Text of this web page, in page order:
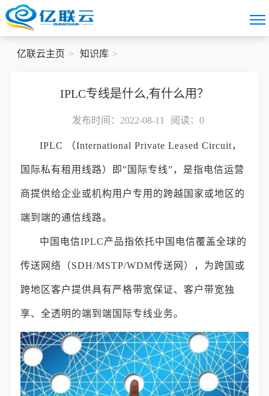
亿联云主页 知识库
IPLC专线是什么,有什么用？
发布时间：2022-08-11 阅读： 0
IPLC （International Private Leased Circuit，
国际私有租用线路）即”国际专线”，是指电信运营
商提供给企业或机构用户专用的跨越国家或地区的
端到端的通信线路。
中国电信IPLC产品指依托中国电信覆盖全球的
传送网络（SDH/MSTP/WDM传送网），为跨国或
跨地区客户提供具有严格带宽保证、客户带宽独
享、全透明的端到端国际专线业务。